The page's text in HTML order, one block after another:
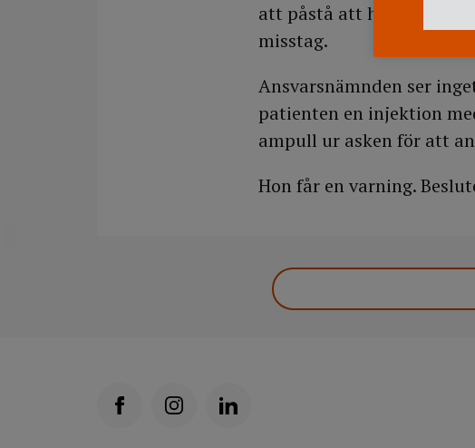
att påstå att hon plockat
misstag.
Ansvarsnämnden ser
patienten en injektion
ampull ur asken för att
Hon får en varning.